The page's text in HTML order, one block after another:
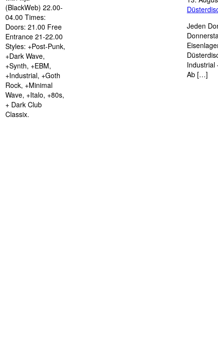
(BlackWeb) 22.00-
04.00 Times:
Doors: 21.00 Free
Entrance 21-22.00
Styles: +Post-Punk,
+Dark Wave,
+Synth, +EBM,
+Industrial, +Goth
Rock, +Minimal
Wave, +Italo, +80s,
+ Dark Club
Classix.
Jeden
Industrial
Ab […]